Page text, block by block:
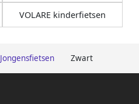
Jongensfietsen Zwart
VOLARE kinderfietsen